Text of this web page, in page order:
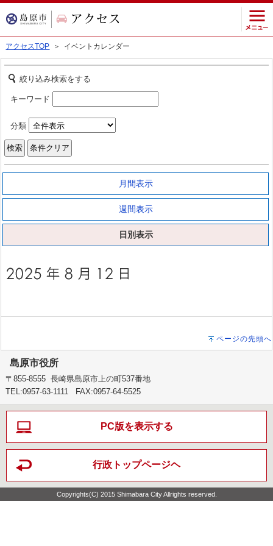
アクセスTOP ＞ イベントカレンダー
絞り込み検索をする
キーワード
分類
月間表示
週間表示
日別表示
ページの先頭へ
島原市役所
〒855-8555 長崎県島原市上の町537番地
TEL:0957-63-1111 FAX:0957-64-5525
PC版を表示する
行政トップページヘ
Copyrights(C) 2015 Shimabara City Allrights reserved.